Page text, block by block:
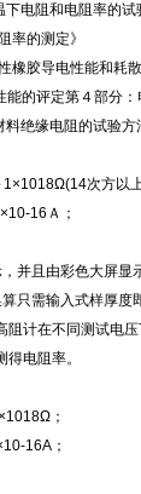
电阻和电阻率的试
率的测定》
胶导电性能和耗
的评定第４部分：
绝缘电阻的试验方
次方以
16Ａ；
并且由彩色大屏显
只需输入式样厚
阻计在不同测试电
电阻率。
；
16A；